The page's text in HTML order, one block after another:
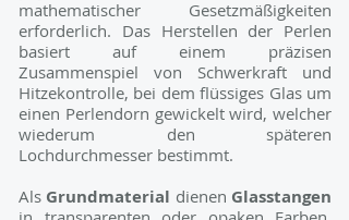
mathematischer Gesetzmäßigkeiten
erforderlich. Das Herstellen der Perlen
basiert auf einem präzisen
Zusammenspiel von Schwerkraft und
Hitzekontrolle, bei dem flüssiges Glas um
einen Perlendorn gewickelt wird, welcher
wiederum den späteren
Lochdurchmesser bestimmt.
Als Grundmaterial dienen Glasstangen